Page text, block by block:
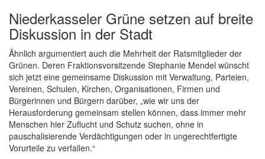
Niederkasseler Grüne setzen auf breite
Diskussion in der Stadt
Ähnlich argumentiert auch die Mehrheit der Ratsmitglieder der
Grünen. Deren Fraktionsvorsitzende Stephanie Mendel wünscht
sich jetzt eine gemeinsame Diskussion mit Verwaltung, Parteien,
Vereinen, Schulen, Kirchen, Organisationen, Firmen und
Bürgerinnen und Bürgern darüber, „wie wir uns der
Herausforderung gemeinsam stellen können, dass immer mehr
Menschen hier Zuflucht und Schutz suchen, ohne in
pauschalisierende Verdächtigungen oder in ungerechtfertigte
Vorurteile zu verfallen.“